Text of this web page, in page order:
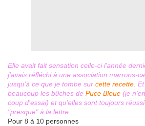
Elle avait fait sensation celle-ci l'année
j'avais réfléchi à une association marrons-
jusqu'à ce que je tombe sur cette recette .
beaucoup les bûches de Puce Bleue (je
coup d'essai) et qu'elles sont toujours
"presque" à la lettre...
Pour 8 à 10 personnes